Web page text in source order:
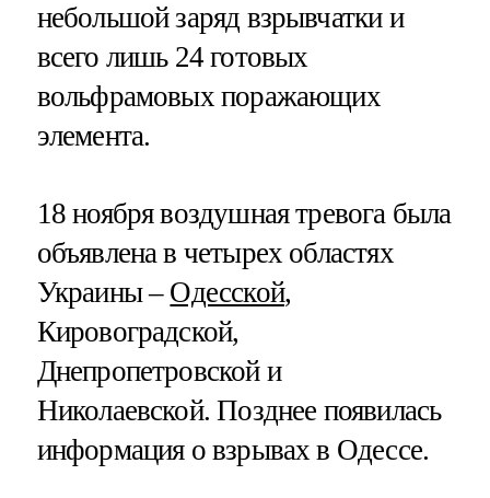
небольшой заряд взрывчатки и
всего лишь 24 готовых
вольфрамовых поражающих
элемента.
18 ноября воздушная тревога была
объявлена в четырех областях
Украины – Одесской,
Кировоградской,
Днепропетровской и
Николаевской. Позднее появилась
информация о взрывах в Одессе.